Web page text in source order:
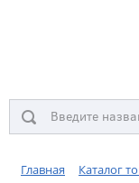
Главная Каталог